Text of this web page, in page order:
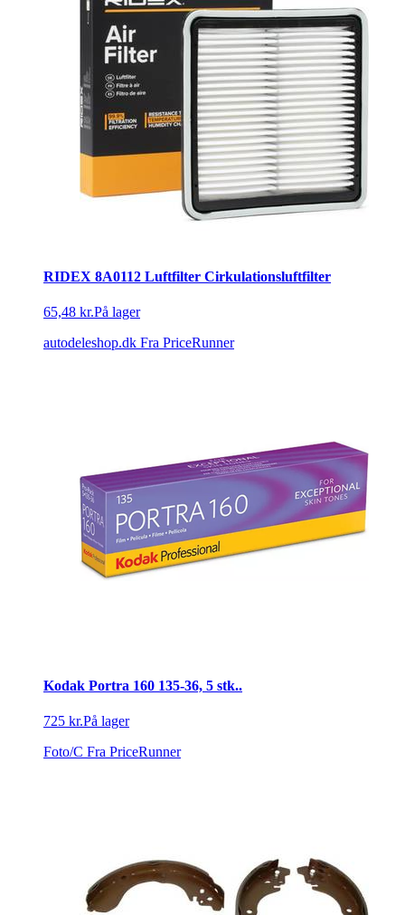
RIDEX 8A0112 Luftfilter Cirkulationsluftfilter
65,48 kr.På lager
autodeleshop.dk Fra PriceRunner
Kodak Portra 160 135-36, 5 stk..
725 kr.På lager
Foto/C Fra PriceRunner